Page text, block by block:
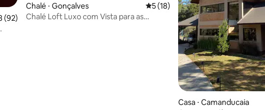
uma avaliação média de 5, 92 avaliações
(92)
Chalé ⋅ Gonçalves 5 de uma avaliação média de 5, 18
5 (18)
Chalé Loft Luxo com Vista para as
Casa ⋅ Camanducaia